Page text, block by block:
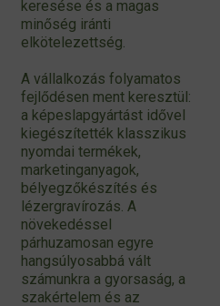
keresése és a magas
minőség iránti
elkötelezettség.
A vállalkozás folyamatos
fejlődésen ment keresztül:
a képeslapgyártást idővel
kiegészítették klasszikus
nyomdai termékek,
marketinganyagok,
bélyegzőkészítés és
lézergravírozás. A
növekedéssel
párhuzamosan egyre
hangsúlyosabbá vált
számunkra a gyorsaság, a
szakértelem és az